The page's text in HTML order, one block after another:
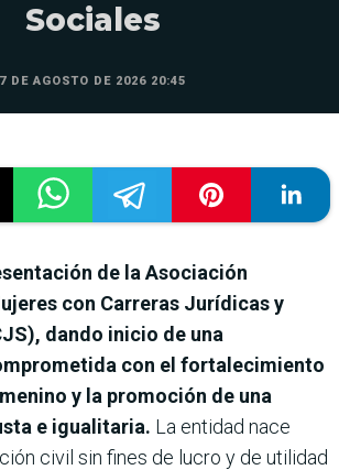
Sociales
7 DE AGOSTO DE 2026 20:45
de la Asociación
con Carreras Jurídicas y
dando inicio de una
con el fortalecimiento
y la promoción de una
e igualitaria. La entidad nace
civil sin fines de lucro y de utilidad